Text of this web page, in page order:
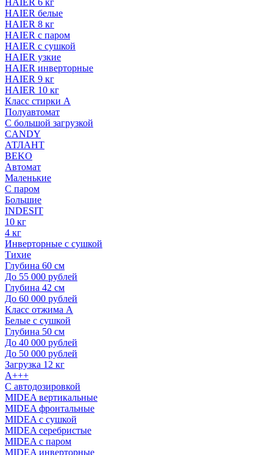
HAIER белые
HAIER 8 кг
HAIER с паром
HAIER с сушкой
HAIER узкие
HAIER инверторные
HAIER 9 кг
HAIER 10 кг
Класс стирки A
Полуавтомат
С большой загрузкой
CANDY
АТЛАНТ
BEKO
Автомат
Маленькие
С паром
Большие
INDESIT
10 кг
4 кг
Инверторные с сушкой
Тихие
Глубина 60 см
До 55 000 рублей
Глубина 42 см
До 60 000 рублей
Класс отжима A
Белые с сушкой
Глубина 50 см
До 40 000 рублей
До 50 000 рублей
Загрузка 12 кг
A+++
С автодозировкой
MIDEA вертикальные
MIDEA фронтальные
MIDEA с сушкой
MIDEA серебристые
MIDEA с паром
MIDEA инверторные